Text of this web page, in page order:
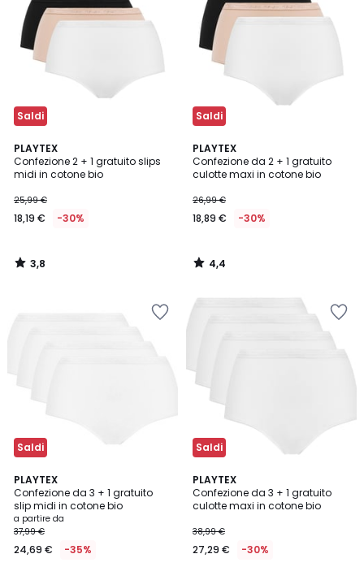
Saldi
PLAYTEX
Confezione 2 + 1 gratuito slips
midi in cotone bio
25,99 €
18,19 € -30%
3,8
/ 5
3,8
/
Saldi
PLAYTEX
Confezione da 2 + 1 gratuito
culotte maxi in cotone bio
26,99 €
18,89 € -30%
4,4
/ 5
4,4
/
Saldi
PLAYTEX
Confezione da 3 + 1 gratuito
slip midi in cotone bio
a partire da
37,99 €
24,69 € -35%
3,9
/ 5
3
Colori
Saldi
PLAYTEX
Confezione da 3 + 1 gratuito
culotte maxi in cotone bio
38,99 €
27,29 € -30%
4,5
/ 5
3
Colori